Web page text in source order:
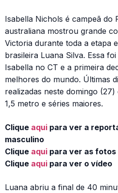
Isabella Nichols é campeã do
australiana mostrou grande
Victoria durante toda a etapa
brasileira Luana Silva. Essa
Isabella no CT e a primeira
melhores do mundo. Últimas
realizadas neste domingo
1,5 metro e séries maiores.
Clique aqui para ver a
masculino
Clique aqui para ver as fotos
Clique aqui para ver o vídeo
Luana abriu a final de 40